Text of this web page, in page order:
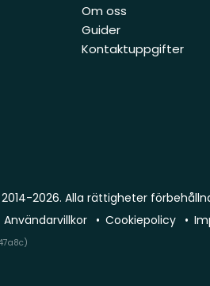
Om oss
Guider
Kontaktuppgifter
2026. Alla rättigheter
Användarvillkor Cookiepolicy